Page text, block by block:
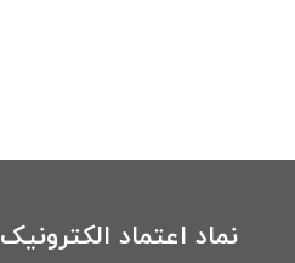
نماد اعتماد الکترونیک